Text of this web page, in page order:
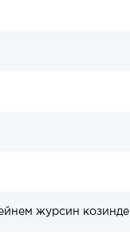
журсин козинде